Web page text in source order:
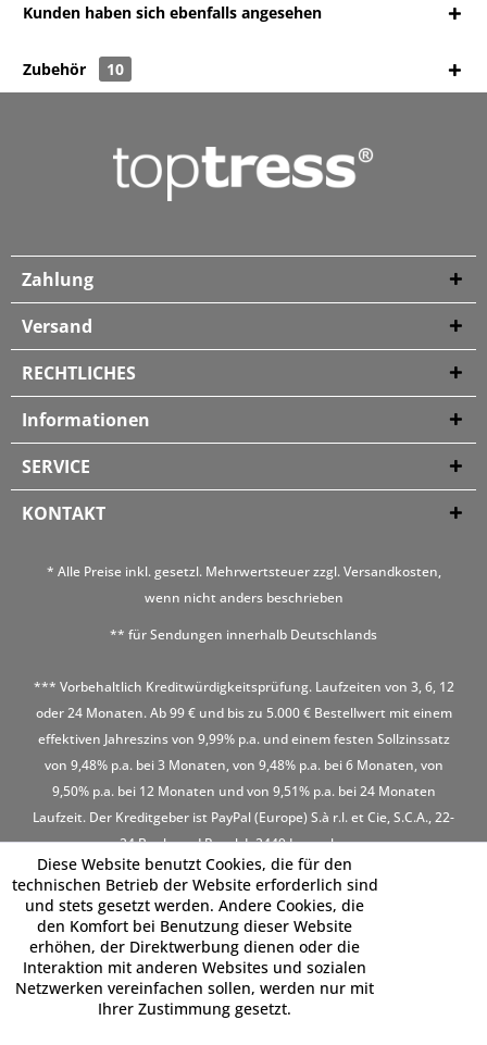
Kunden haben sich ebenfalls angesehen
Zubehör 10
Zahlung
Versand
RECHTLICHES
Informationen
SERVICE
KONTAKT
* Alle Preise inkl. gesetzl. Mehrwertsteuer zzgl.Versandkosten,
wenn nicht anders beschrieben
** für Sendungen innerhalb Deutschlands
*** Vorbehaltlich Kreditwürdigkeitsprüfung. Laufzeiten von 3, 6, 12
oder 24 Monaten. Ab 99 € und bis zu 5.000 € Bestellwert mit einem
effektiven Jahreszins von 9,99% p.a. und einem festen Sollzinssatz
von 9,48% p.a. bei 3 Monaten, von 9,48% p.a. bei 6 Monaten, von
9,50% p.a. bei 12 Monaten und von 9,51% p.a. bei 24 Monaten
Laufzeit. Der Kreditgeber ist PayPal (Europe) S.à r.l. et Cie, S.C.A., 22-
24 Boulevard Royal, L-2449 Luxembourg
Diese Website benutzt Cookies, die für den
technischen Betrieb der Website erforderlich sind
und stets gesetzt werden. Andere Cookies, die
den Komfort bei Benutzung dieser Website
erhöhen, der Direktwerbung dienen oder die
Interaktion mit anderen Websites und sozialen
Netzwerken vereinfachen sollen, werden nur mit
Ihrer Zustimmung gesetzt.